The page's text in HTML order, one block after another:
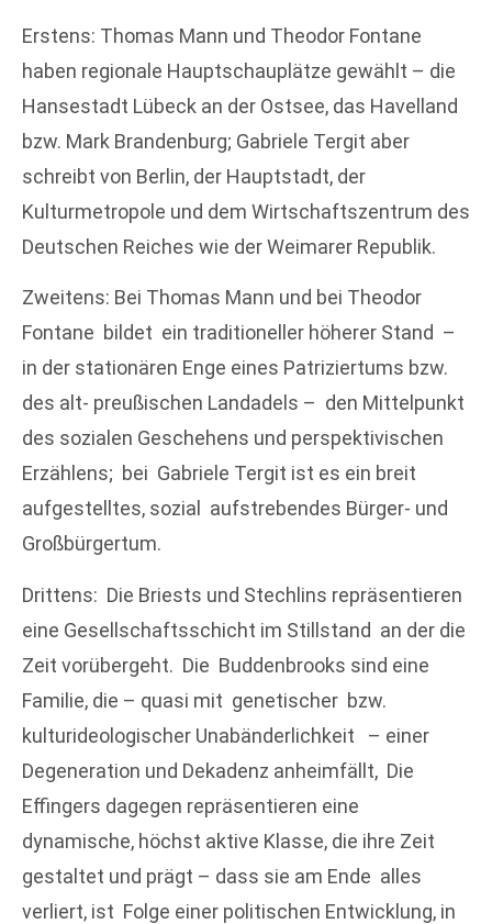
Erstens: Thomas Mann und Theodor Fontane
haben regionale Hauptschauplätze gewählt – die
Hansestadt Lübeck an der Ostsee, das Havelland
bzw. Mark Brandenburg; Gabriele Tergit aber
schreibt von Berlin, der Hauptstadt, der
Kulturmetropole und dem Wirtschaftszentrum des
Deutschen Reiches wie der Weimarer Republik.
Zweitens: Bei Thomas Mann und bei Theodor
Fontane bildet ein traditioneller höherer Stand –
in der stationären Enge eines Patriziertums bzw.
des alt- preußischen Landadels – den Mittelpunkt
des sozialen Geschehens und perspektivischen
Erzählens; bei Gabriele Tergit ist es ein breit
aufgestelltes, sozial aufstrebendes Bürger- und
Großbürgertum.
Drittens: Die Briests und Stechlins repräsentieren
eine Gesellschaftsschicht im Stillstand an der die
Zeit vorübergeht. Die Buddenbrooks sind eine
Familie, die – quasi mit genetischer bzw.
kulturideologischer Unabänderlichkeit – einer
Degeneration und Dekadenz anheimfällt, Die
Effingers dagegen repräsentieren eine
dynamische, höchst aktive Klasse, die ihre Zeit
gestaltet und prägt – dass sie am Ende alles
verliert, ist Folge einer politischen Entwicklung, in